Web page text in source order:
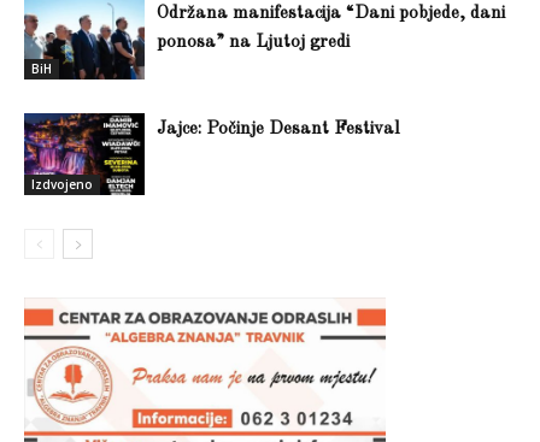
BiH
Održana manifestacija “Dani pobjede, dani
ponosa” na Ljutoj gredi
Izdvojeno
Jajce: Počinje Desant Festival